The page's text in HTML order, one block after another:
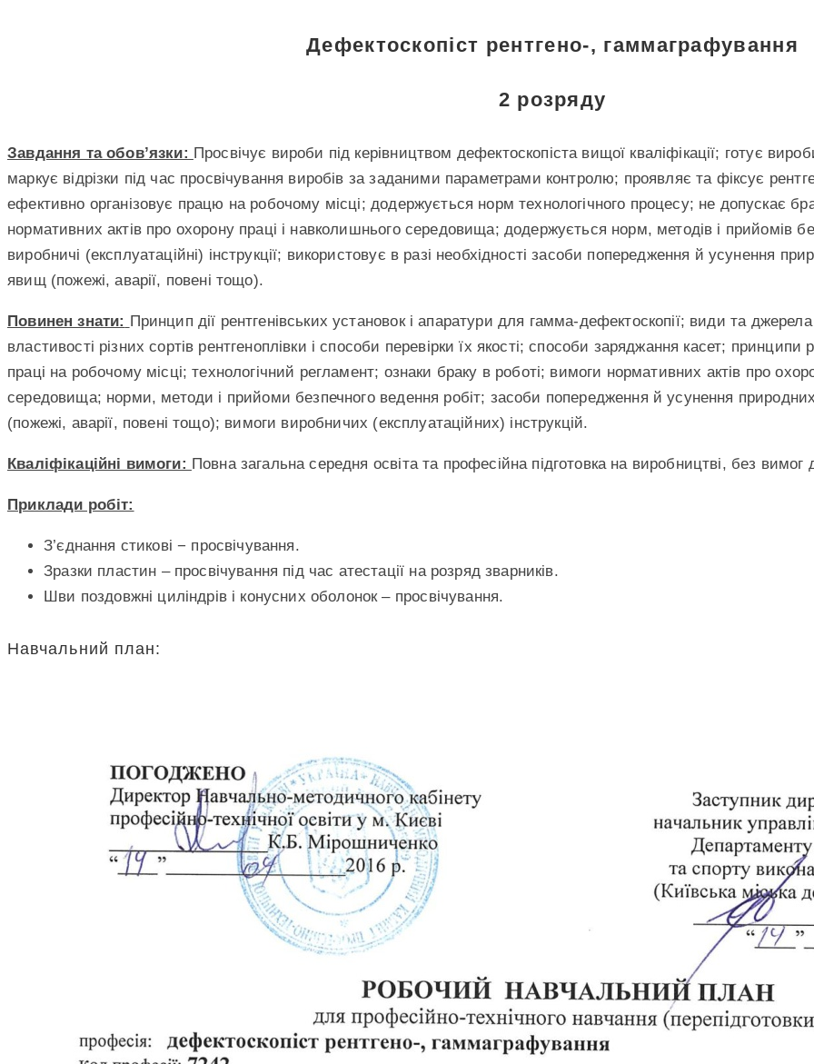
Дефектоскопіст рентгено-, гаммаграфування
2 розряду
Завдання та обов’язки: Просвічує вироби під керівництвом дефектоскопіста вищої кваліфікації; готує
маркує відрізки під час просвічування виробів за заданими параметрами контролю; проявляє та фіксує
ефективно організовує працю на робочому місці; додержується норм технологічного процесу; не допускає
нормативних актів про охорону праці і навколишнього середовища; додержується норм, методів і прийомів
виробничі (експлуатаційні) інструкції; використовує в разі необхідності засоби попередження й усунення
явищ (пожежі, аварії, повені тощо).
Повинен знати: Принцип дії рентгенівських установок і апаратури для гамма-дефектоскопії; види та
властивості різних сортів рентгеноплівки і способи перевірки їх якості; способи заряджання касет; принципи
праці на робочому місці; технологічний регламент; ознаки браку в роботі; вимоги нормативних актів про
середовища; норми, методи і прийоми безпечного ведення робіт; засоби попередження й усунення
(пожежі, аварії, повені тощо); вимоги виробничих (експлуатаційних) інструкцій.
Кваліфікаційні вимоги: Повна загальна середня освіта та професійна підготовка на виробництві, без
Приклади робіт:
З’єднання стикові − просвічування.
Зразки пластин – просвічування під час атестації на розряд зварників.
Шви поздовжні циліндрів і конусних оболонок – просвічування.
Навчальний план: